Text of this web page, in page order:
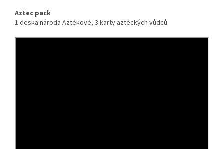
Aztec pack
1 deska národa Aztékové, 3 karty aztéckých vůdců